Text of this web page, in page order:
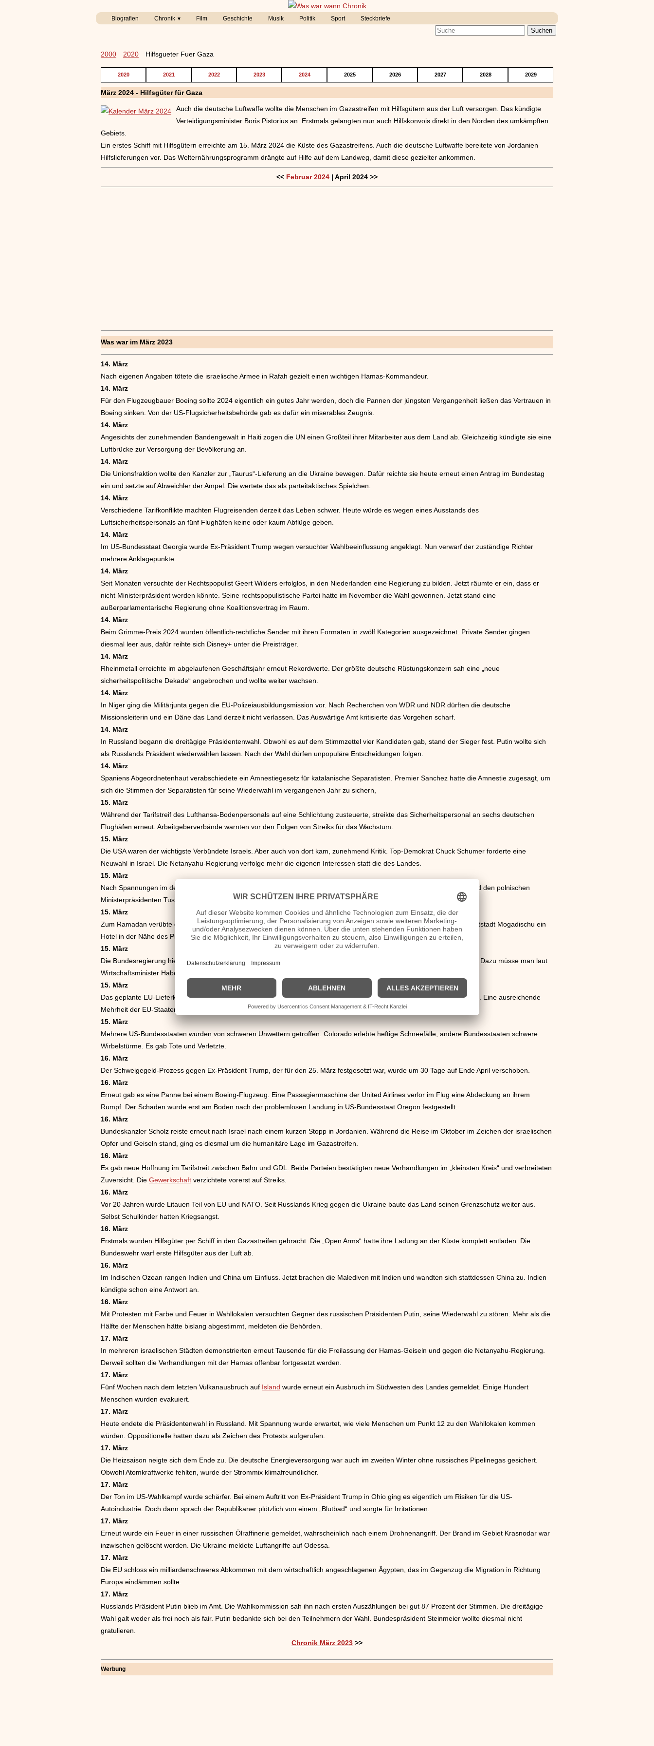
Biografien Chronik Film Geschichte Musik Politik Sport Steckbriefe
2000 2020 Hilfsgueter Fuer Gaza
2020 2021 2022 2023 2024 2025 2026 2027 2028 2029
März 2024 - Hilfsgüter für Gaza
Auch die deutsche Luftwaffe wollte die Menschen im Gazastreifen mit Hilfsgütern aus der Luft versorgen. Das kündigte
Verteidigungsminister Boris Pistorius an. Erstmals gelangten nun auch Hilfskonvois direkt in den Norden des umkämpften
Gebiets.
Ein erstes Schiff mit Hilfsgütern erreichte am 15. März 2024 die Küste des Gazastreifens. Auch die deutsche Luftwaffe bereitete von Jordanien
Hilfslieferungen vor. Das Welternährungsprogramm drängte auf Hilfe auf dem Landweg, damit diese gezielter ankommen.
<< Februar 2024 | April 2024 >>
Was war im März 2023
14. März
Nach eigenen Angaben tötete die israelische Armee in Rafah gezielt einen wichtigen Hamas-Kommandeur.
14. März
Für den Flugzeugbauer Boeing sollte 2024 eigentlich ein gutes Jahr werden, doch die Pannen der jüngsten Vergangenheit ließen das Vertrauen in
Boeing sinken. Von der US-Flugsicherheitsbehörde gab es dafür ein miserables Zeugnis.
14. März
Angesichts der zunehmenden Bandengewalt in Haiti zogen die UN einen Großteil ihrer Mitarbeiter aus dem Land ab. Gleichzeitig kündigte sie eine
Luftbrücke zur Versorgung der Bevölkerung an.
14. März
Die Unionsfraktion wollte den Kanzler zur „Taurus“-Lieferung an die Ukraine bewegen. Dafür reichte sie heute erneut einen Antrag im Bundestag
ein und setzte auf Abweichler der Ampel. Die wertete das als parteitaktisches Spielchen.
14. März
Verschiedene Tarifkonflikte machten Flugreisenden derzeit das Leben schwer. Heute würde es wegen eines Ausstands des
Luftsicherheitspersonals an fünf Flughäfen keine oder kaum Abflüge geben.
14. März
Im US-Bundesstaat Georgia wurde Ex-Präsident Trump wegen versuchter Wahlbeeinflussung angeklagt. Nun verwarf der zuständige Richter
mehrere Anklagepunkte.
14. März
Seit Monaten versuchte der Rechtspopulist Geert Wilders erfolglos, in den Niederlanden eine Regierung zu bilden. Jetzt räumte er ein, dass er
nicht Ministerpräsident werden könnte. Seine rechtspopulistische Partei hatte im November die Wahl gewonnen. Jetzt stand eine
außerparlamentarische Regierung ohne Koalitionsvertrag im Raum.
14. März
Beim Grimme-Preis 2024 wurden öffentlich-rechtliche Sender mit ihren Formaten in zwölf Kategorien ausgezeichnet. Private Sender gingen
diesmal leer aus, dafür reihte sich Disney+ unter die Preisträger.
14. März
Rheinmetall erreichte im abgelaufenen Geschäftsjahr erneut Rekordwerte. Der größte deutsche Rüstungskonzern sah eine „neue
sicherheitspolitische Dekade“ angebrochen und wollte weiter wachsen.
14. März
In Niger ging die Militärjunta gegen die EU-Polizeiausbildungsmission vor. Nach Recherchen von WDR und NDR dürften die deutsche
Missionsleiterin und ein Däne das Land derzeit nicht verlassen. Das Auswärtige Amt kritisierte das Vorgehen scharf.
14. März
In Russland begann die dreitägige Präsidentenwahl. Obwohl es auf dem Stimmzettel vier Kandidaten gab, stand der Sieger fest. Putin wollte sich
als Russlands Präsident wiederwählen lassen. Nach der Wahl dürfen unpopuläre Entscheidungen folgen.
14. März
Spaniens Abgeordnetenhaut verabschiedete ein Amnestiegesetz für katalanische Separatisten. Premier Sanchez hatte die Amnestie zugesagt, um
sich die Stimmen der Separatisten für seine Wiederwahl im vergangenen Jahr zu sichern,
15. März
Während der Tarifstreif des Lufthansa-Bodenpersonals auf eine Schlichtung zusteuerte, streikte das Sicherheitspersonal an sechs deutschen
Flughäfen erneut. Arbeitgeberverbände warnten vor den Folgen von Streiks für das Wachstum.
15. März
Die USA waren der wichtigste Verbündete Israels. Aber auch von dort kam, zunehmend Kritik. Top-Demokrat Chuck Schumer forderte eine
Neuwahl in Israel. Die Netanyahu-Regierung verfolge mehr die eigenen Interessen statt die des Landes.
15. März
Nach Spannungen im deutsch-französischen Verhältnis traf Bundeskanzler Scholz heute Frankreichs Präsident
und den polnischen
Ministerpräsidenten Tusk. Im Zentrum stand die Frage der weiteren Unterstützung der Ukraine.
15. März
Zum Ramadan verübte die Al-Shabaab-Miliz in Somalia einen schweren Anschlag. Die Terrorkämpfer stürmten in der Hauptstadt Mogadischu ein
Hotel in der Nähe des Präsidentenpalasts. Nach Angaben der Behörden gab es mehrere Tote.
15. März
Die Bundesregierung hielt das für 2030 gesetzte Klimaziel auf Grundlage aktueller Treibhausgas-Prognosen für erreichbar. Dazu müsse man laut
Wirtschaftsminister Habeck aber kurz halten. Sorgenkind des Klimaschutzes blieb der Verkehr.
15. März
Das geplante EU-Lieferkettengesetz nahm eine entscheidende Hürde trotz Widerstands in der deutschen Bundesregierung. Eine ausreichende
Mehrheit der EU-Staaten unterstützte das Gesetz zum Schutz der Menschenrechte.
15. März
Mehrere US-Bundesstaaten wurden von schweren Unwettern getroffen. Colorado erlebte heftige Schneefälle, andere Bundesstaaten schwere
Wirbelstürme. Es gab Tote und Verletzte.
16. März
Der Schweigegeld-Prozess gegen Ex-Präsident Trump, der für den 25. März festgesetzt war, wurde um 30 Tage auf Ende April verschoben.
16. März
Erneut gab es eine Panne bei einem Boeing-Flugzeug. Eine Passagiermaschine der United Airlines verlor im Flug eine Abdeckung an ihrem
Rumpf. Der Schaden wurde erst am Boden nach der problemlosen Landung in US-Bundesstaat Oregon festgestellt.
16. März
Bundeskanzler Scholz reiste erneut nach Israel nach einem kurzen Stopp in Jordanien. Während die Reise im Oktober im Zeichen der israelischen
Opfer und Geiseln stand, ging es diesmal um die humanitäre Lage im Gazastreifen.
16. März
Es gab neue Hoffnung im Tarifstreit zwischen Bahn und GDL. Beide Parteien bestätigten neue Verhandlungen im „kleinsten Kreis“ und verbreiteten
Zuversicht. Die Gewerkschaft verzichtete vorerst auf Streiks.
16. März
Vor 20 Jahren wurde Litauen Teil von EU und NATO. Seit Russlands Krieg gegen die Ukraine baute das Land seinen Grenzschutz weiter aus.
Selbst Schulkinder hatten Kriegsangst.
16. März
Erstmals wurden Hilfsgüter per Schiff in den Gazastreifen gebracht. Die „Open Arms“ hatte ihre Ladung an der Küste komplett entladen. Die
Bundeswehr warf erste Hilfsgüter aus der Luft ab.
16. März
Im Indischen Ozean rangen Indien und China um Einfluss. Jetzt brachen die Malediven mit Indien und wandten sich stattdessen China zu. Indien
kündigte schon eine Antwort an.
16. März
Mit Protesten mit Farbe und Feuer in Wahllokalen versuchten Gegner des russischen Präsidenten Putin, seine Wiederwahl zu stören. Mehr als die
Hälfte der Menschen hätte bislang abgestimmt, meldeten die Behörden.
17. März
In mehreren israelischen Städten demonstrierten erneut Tausende für die Freilassung der Hamas-Geiseln und gegen die Netanyahu-Regierung.
Derweil sollten die Verhandlungen mit der Hamas offenbar fortgesetzt werden.
17. März
Fünf Wochen nach dem letzten Vulkanausbruch auf Island wurde erneut ein Ausbruch im Südwesten des Landes gemeldet. Einige Hundert
Menschen wurden evakuiert.
17. März
Heute endete die Präsidentenwahl in Russland. Mit Spannung wurde erwartet, wie viele Menschen um Punkt 12 zu den Wahllokalen kommen
würden. Oppositionelle hatten dazu als Zeichen des Protests aufgerufen.
17. März
Die Heizsaison neigte sich dem Ende zu. Die deutsche Energieversorgung war auch im zweiten Winter ohne russisches Pipelinegas gesichert.
Obwohl Atomkraftwerke fehlten, wurde der Strommix klimafreundlicher.
17. März
Der Ton im US-Wahlkampf wurde schärfer. Bei einem Auftritt von Ex-Präsident Trump in Ohio ging es eigentlich um Risiken für die US-
Autoindustrie. Doch dann sprach der Republikaner plötzlich von einem „Blutbad“ und sorgte für Irritationen.
17. März
Erneut wurde ein Feuer in einer russischen Ölraffinerie gemeldet, wahrscheinlich nach einem Drohnenangriff. Der Brand im Gebiet Krasnodar war
inzwischen gelöscht worden. Die Ukraine meldete Luftangriffe auf Odessa.
17. März
Die EU schloss ein milliardenschweres Abkommen mit dem wirtschaftlich angeschlagenen Ägypten, das im Gegenzug die Migration in Richtung
Europa eindämmen sollte.
17. März
Russlands Präsident Putin blieb im Amt. Die Wahlkommission sah ihn nach ersten Auszählungen bei gut 87 Prozent der Stimmen. Die dreitägige
Wahl galt weder als frei noch als fair. Putin bedankte sich bei den Teilnehmern der Wahl. Bundespräsident Steinmeier wollte diesmal nicht
gratulieren.
Chronik März 2023 >>
Werbung